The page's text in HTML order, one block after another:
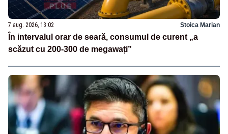
7 aug. 2026, 13:02 Stoica Marian
În intervalul orar de seară, consumul de curent „a
scăzut cu 200-300 de megawați”